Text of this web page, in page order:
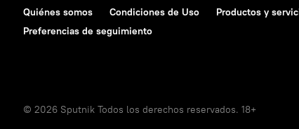
Quiénes somos Condiciones de Uso Productos y
Preferencias de seguimiento
© 2026 Sputnik Todos los derechos reservados. 18+